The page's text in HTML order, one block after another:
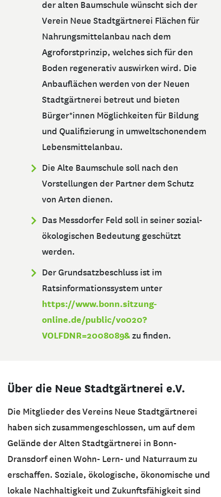
der alten Baumschule wünscht sich der
Verein Neue Stadtgärtnerei Flächen für
Nahrungsmittelanbau nach dem
Agroforstprinzip, welches sich für den
Boden regenerativ auswirken wird. Die
Anbauflächen werden von der Neuen
Stadtgärtnerei betreut und bieten
Bürger*innen Möglichkeiten für Bildung
und Qualifizierung in umweltschonendem
Lebensmittelanbau.
Die Alte Baumschule soll nach den
Vorstellungen der Partner dem Schutz
von Arten dienen.
Das Messdorfer Feld soll in seiner sozial-
ökologischen Bedeutung geschützt
werden.
Der Grundsatzbeschluss ist im
Ratsinformationssystem unter
https://www.bonn.sitzung-
online.de/public/vo020?
VOLFDNR=2008089&zu finden.
Über die Neue Stadtgärtnerei e.V.
Die Mitglieder des Vereins Neue Stadtgärtnerei
haben sich zusammengeschlossen, um auf dem
Gelände der Alten Stadtgärtnerei in Bonn-
Dransdorf einen Wohn- Lern- und Naturraum zu
erschaffen. Soziale, ökologische, ökonomische und
lokale Nachhaltigkeit und Zukunftsfähigkeit sind